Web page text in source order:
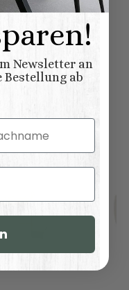
Newsletter an
Bestellung ab